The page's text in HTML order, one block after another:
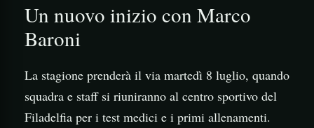
Un nuovo inizio con Marco
Baroni
La stagione prenderà il via martedì 8 luglio, quando
squadra e staff si riuniranno al centro sportivo del
Filadelfia per i test medici e i primi allenamenti.